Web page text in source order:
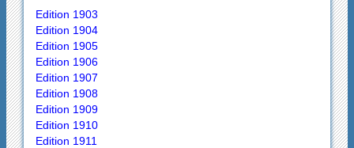
Edition 1903
Edition 1904
Edition 1905
Edition 1906
Edition 1907
Edition 1908
Edition 1909
Edition 1910
Edition 1911